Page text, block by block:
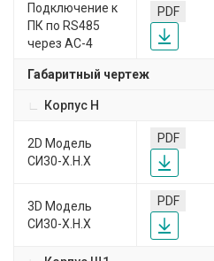
Подключение к
ПК по RS485
через АС-4
PDF
Габаритный чертеж
Корпус Н
2D Модель
CИ30-Х.Н.Х
PDF
3D Модель
CИ30-Х.Н.Х
PDF